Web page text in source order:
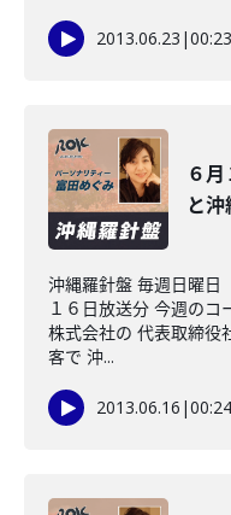
2013.06.23 |
６
と
沖縄羅針盤 毎週日曜
１６日放送分 今週の
株式会社の 代表取締役
客で 沖...
2013.06.16 |